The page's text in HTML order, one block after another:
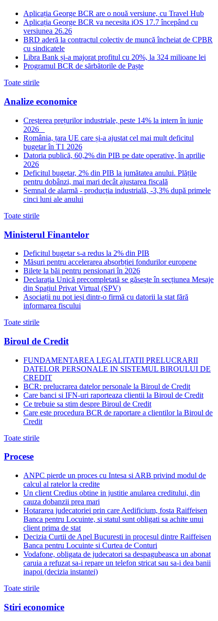
Aplicația George BCR are o nouă versiune, cu Travel Hub
Aplicația George BCR va necesita iOS 17.7 începând cu
versiunea 26.26
BRD aderă la contractul colectiv de muncă încheiat de CPBR
cu sindicatele
Libra Bank și-a majorat profitul cu 20%, la 324 milioane lei
Programul BCR de sărbătorile de Paște
Toate stirile
Analize economice
Creșterea prețurilor industriale, peste 14% la intern în iunie
2026
România, țara UE care și-a ajustat cel mai mult deficitul
bugetar în T1 2026
Datoria publică, 60,2% din PIB pe date operative, în aprilie
2026
Deficitul bugetar, 2% din PIB la jumătatea anului. Plățile
pentru dobânzi, mai mari decât ajustarea fiscală
Semnal de alarmă - producția industrială, -3,3% după primele
cinci luni ale anului
Toate stirile
Ministerul Finantelor
Deficitul bugetar s-a redus la 2% din PIB
Măsuri pentru accelerarea absorbției fondurilor europene
Bilete la băi pentru pensionari în 2026
Declarația Unică precompletată se găsește în secțiunea Mesaje
din Spațiul Privat Virtual (SPV)
Asociații nu pot ieși dintr-o firmă cu datorii la stat fără
informarea fiscului
Toate stirile
Biroul de Credit
FUNDAMENTAREA LEGALITATII PRELUCRARII
DATELOR PERSONALE IN SISTEMUL BIROULUI DE
CREDIT
BCR: prelucrarea datelor personale la Biroul de Credit
Care banci si IFN-uri raporteaza clientii la Biroul de Credit
Ce trebuie sa stim despre Biroul de Credit
Care este procedura BCR de raportare a clientilor la Biroul de
Credit
Toate stirile
Procese
ANPC pierde un proces cu Intesa si ARB privind modul de
calcul al ratelor la credite
Un client Credius obtine in justitie anularea creditului, din
cauza dobanzii prea mari
Hotararea judecatoriei prin care Aedificium, fosta Raiffeisen
Banca pentru Locuinte, si statul sunt obligati sa achite unui
client prima de stat
Decizia Curtii de Apel Bucuresti in procesul dintre Raiffeisen
Banca pentru Locuinte si Curtea de Conturi
Vodafone, obligata de judecatori sa despagubeasca un abonat
caruia a refuzat sa-i repare un telefon stricat sau sa-i dea banii
inapoi (decizia instantei)
Toate stirile
Stiri economice